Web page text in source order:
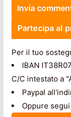
Partecipa al
Per il tuo
IBAN
C/C intestato a
Paypal
Oppure